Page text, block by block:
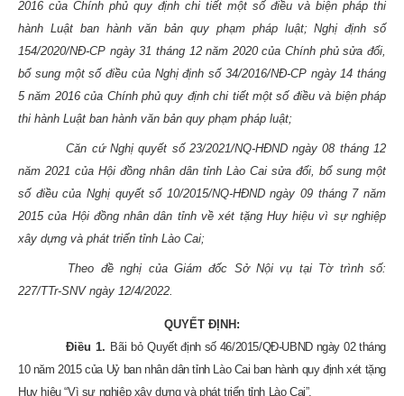
2016 của Chính phủ quy định chi tiết một số điều và biện pháp thi
hành Luật ban hành văn bản quy phạm pháp luật; Nghị định số
154/2020/NĐ-CP ngày 31 tháng 12 năm 2020 của Chính phủ sửa đổi,
bổ sung một số điều của Nghị định số 34/2016/NĐ-CP ngày 14 tháng
5 năm 2016 của Chính phủ quy định chi tiết một số điều và biện pháp
thi hành Luật ban hành văn bản quy phạm pháp luật;
Căn cứ Nghị quyết số 23/2021/NQ-HĐND ngày 08 tháng 12
năm 2021 của Hội đồng nhân dân tỉnh Lào Cai sửa đổi, bổ sung một
số điều của Nghị quyết số 10/2015/NQ-HĐND ngày 09 tháng 7 năm
2015 của Hội đồng nhân dân tỉnh về xét tặng Huy hiệu vì sự nghiệp
xây dựng và phát triển tỉnh Lào Cai;
Theo đề nghị của Giám đốc Sở Nội vụ tại Tờ trình số:
227/TTr-SNV ngày 12/4/2022.
QUYẾT ĐỊNH:
Điều 1. Bãi bỏQuyết định số 46/2015/QĐ-UBND ngày 02 tháng
10 năm 2015 của Uỷ ban nhân dân tỉnh Lào Cai ban hành quy định xét tặng
Huy hiệu “Vì sự nghiệp xây dựng và phát triển tỉnh Lào Cai”.